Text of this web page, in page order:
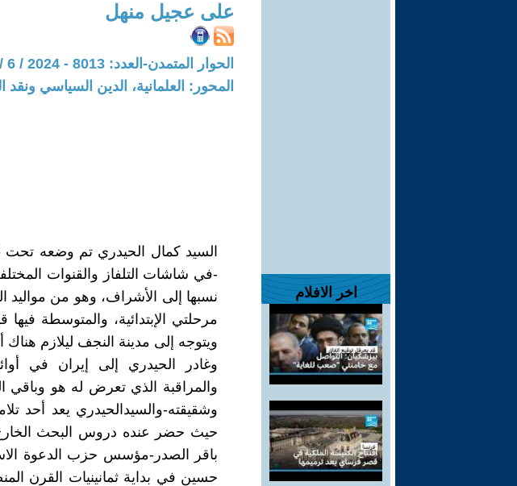
اخر الافلام
على عجيل منهل
الحوار المتمدن-العدد: 8013 - 2024 / 6 / 19 - 20:00
المحور: العلمانية، الدين السياسي ونقد
السيد كمال الحيدري تم وضعه تحت -
-في شاشات التلفاز والقنوات
مرحلتي الإبتدائية، والمتوسطة
ويتوجه إلى مدينة النجف ليلازم
وغادر الحيدري إلى إيران في
والمراقبة الذي تعرض له هو وباقي
وشقيقته-والسيدالحيدري يعد أحد
حيث حضر عنده دروس البحث
باقر الصدر-مؤسس حزب الدعوة
حسين في بداية ثمانينيات القرن